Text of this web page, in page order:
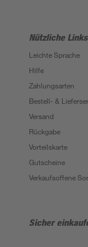
Nützliche Links
Leichte Sprache
Hilfe
Zahlungsarten
Bestell- &
Versand
Rückgabe
Vorteilskarte
Gutscheine
Verkaufsoffene
Sicher